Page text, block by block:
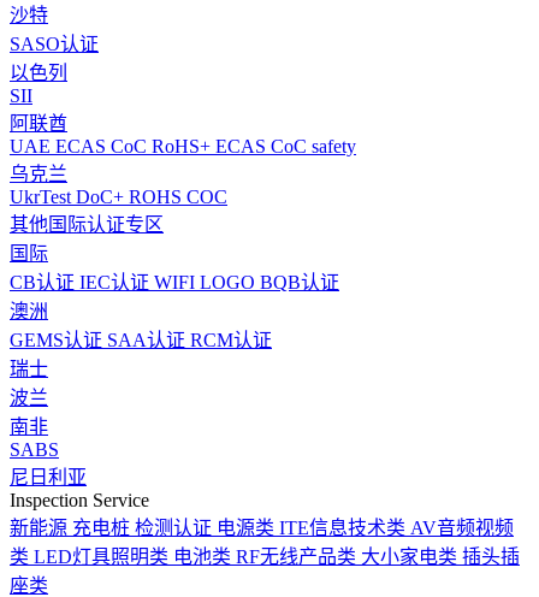
沙特
SASO认证
以色列
SII
阿联酋
UAE ECAS CoC RoHS+ ECAS CoC safety
乌克兰
UkrTest DoC+ ROHS COC
其他国际认证专区
国际
CB认证 IEC认证 WIFI LOGO BQB认证
澳洲
GEMS认证 SAA认证 RCM认证
瑞士
波兰
南非
SABS
尼日利亚
Inspection Service
新能源 充电桩 检测认证 电源类 ITE信息技术类 AV音频视频
类 LED灯具照明类 电池类 RF无线产品类 大小家电类 插头插
座类